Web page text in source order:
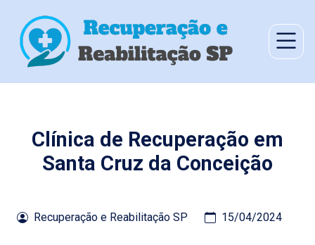
Clínica de Recuperação em
Santa Cruz da Conceição
Recuperação e Reabilitação SP 15/04/2024